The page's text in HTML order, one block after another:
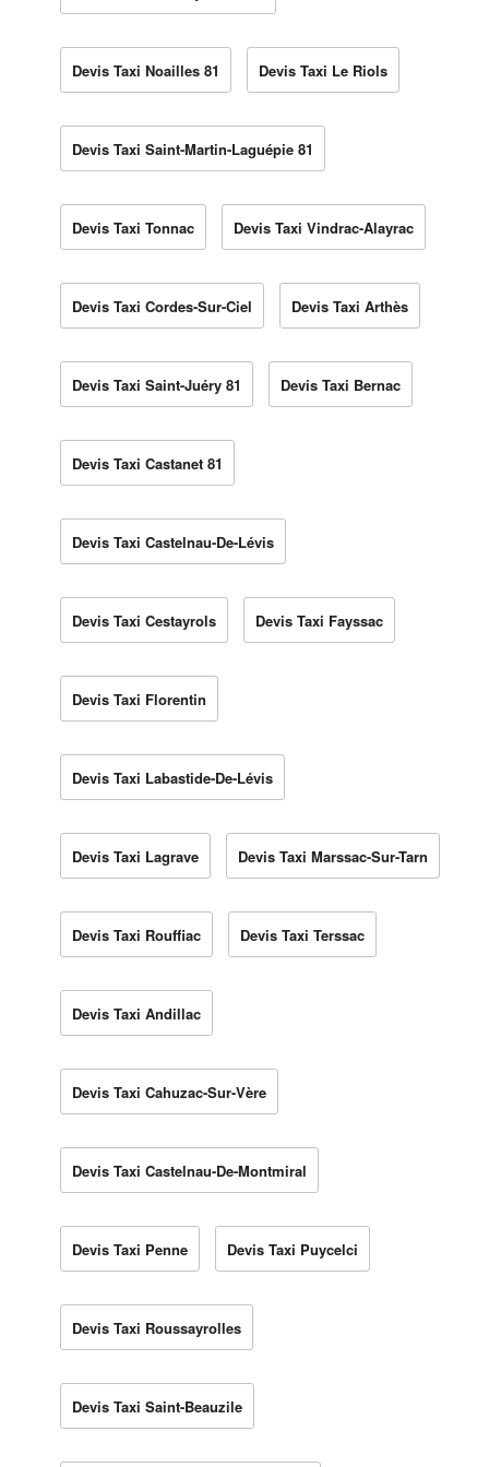
Devis Taxi Noailles 81 Devis Taxi Le Riols
Devis Taxi Saint-Martin-Laguépie 81
Devis Taxi Tonnac Devis Taxi Vindrac-Alayrac
Devis Taxi Cordes-Sur-Ciel Devis Taxi Arthès
Devis Taxi Saint-Juéry 81 Devis Taxi Bernac
Devis Taxi Castanet 81
Devis Taxi Castelnau-De-Lévis
Devis Taxi Cestayrols Devis Taxi Fayssac
Devis Taxi Florentin
Devis Taxi Labastide-De-Lévis
Devis Taxi Lagrave Devis Taxi Marssac-Sur-Tarn
Devis Taxi Rouffiac Devis Taxi Terssac
Devis Taxi Andillac
Devis Taxi Cahuzac-Sur-Vère
Devis Taxi Castelnau-De-Montmiral
Devis Taxi Penne Devis Taxi Puycelci
Devis Taxi Roussayrolles
Devis Taxi Saint-Beauzile